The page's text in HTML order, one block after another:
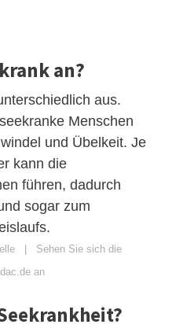
an?
aus.
Menschen
und Übelkeit. Je
kann die
führen, dadurch
sogar zum
| Sehen Sie sich die
an